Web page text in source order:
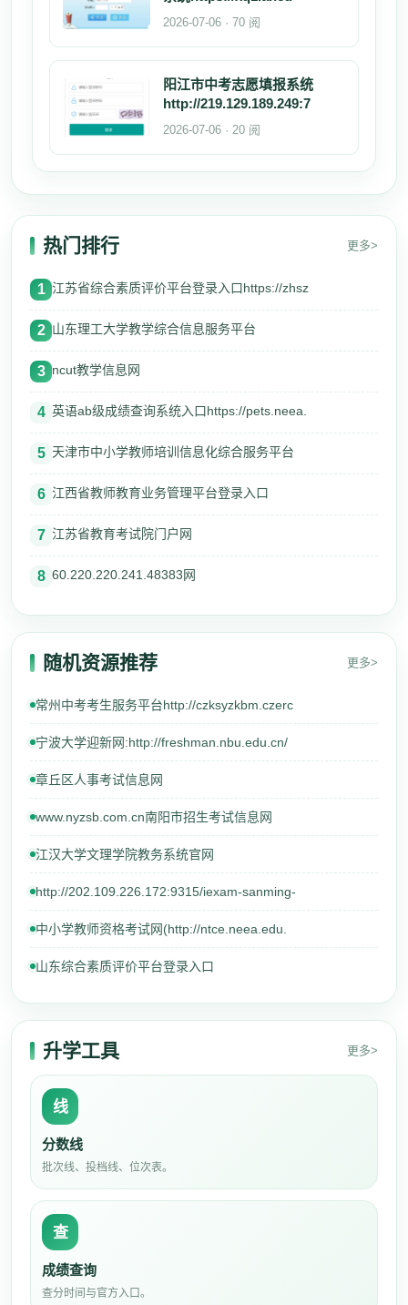
2026-07-06 · 70 阅
阳江市中考志愿填报系统
http://219.129.189.249:7
2026-07-06 · 20 阅
热门排行 更多>
1 江苏省综合素质评价平台登录入口https://zhsz
2 山东理工大学教学综合信息服务平台
3 ncut教学信息网
4 英语ab级成绩查询系统入口https://pets.neea.
5 天津市中小学教师培训信息化综合服务平台
6 江西省教师教育业务管理平台登录入口
7 江苏省教育考试院门户网
8 60.220.220.241.48383网
随机资源推荐 更多>
常州中考考生服务平台http://czksyzkbm.czerc
宁波大学迎新网:http://freshman.nbu.edu.cn/
章丘区人事考试信息网
www.nyzsb.com.cn南阳市招生考试信息网
江汉大学文理学院教务系统官网
http://202.109.226.172:9315/iexam-sanming-
中小学教师资格考试网(http://ntce.neea.edu.
山东综合素质评价平台登录入口
升学工具 更多>
线
分数线
批次线、投档线、位次表。
查
成绩查询
查分时间与官方入口。